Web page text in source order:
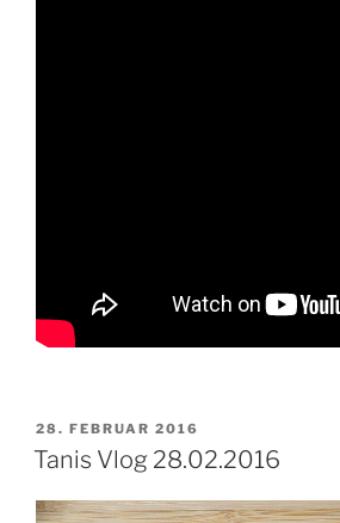
VERÖFFENTLICHT
AM
28. FEBRUAR 2016
Tanis Vlog 28.02.2016